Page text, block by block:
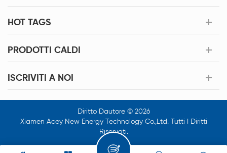
HOT TAGS
PRODOTTI CALDI
ISCRIVITI A NOI
Diritto Dautore © 2026
Xiamen Acey New Energy Technology Co.,Ltd. Tutti I Diritti
Riservati.